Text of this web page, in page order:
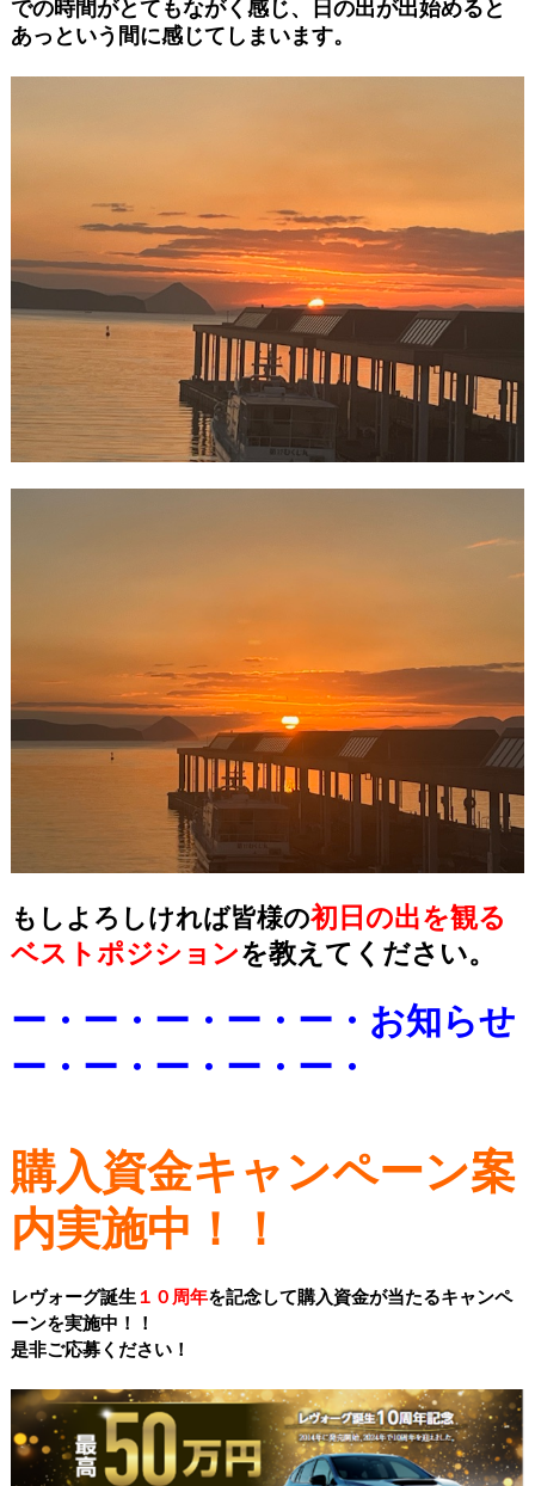
での時間がとてもながく感じ、日の出が出始めると
あっという間に感じてしまいます。
もしよろしければ皆様の初日の出を観る
ベストポジションを教えてください。
ー・ー・ー・ー・ー・お知らせ
ー・ー・ー・ー・ー・
購入資金キャンペーン案
内実施中！！
レヴォーグ誕生 １０周年を記念して購入資金が当たるキャンペ
ーンを実施中！！
是非ご応募ください！